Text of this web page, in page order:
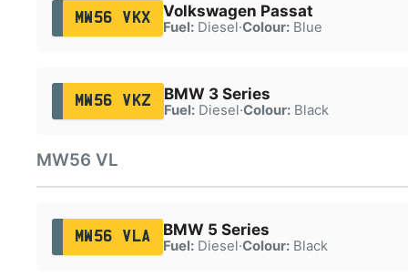
MW56 VKX Volkswagen Passat
Fuel:Diesel·Colour:Blue
MW56 VKZ BMW 3 Series
Fuel:Diesel·Colour:Black
MW56 VL
MW56 VLA BMW 5 Series
Fuel:Diesel·Colour:Black